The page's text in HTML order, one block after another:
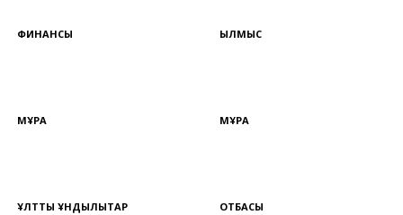
ФИНАНСЫ ҚЫЛМЫС
МҰРА МҰРА
ҰЛТТЫҚ ҚҰНДЫЛЫҚТАР ОТБАСЫ